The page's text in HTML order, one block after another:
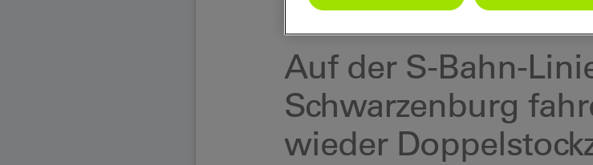
Auf der S-Bahn-
Schwarzenburg
wieder